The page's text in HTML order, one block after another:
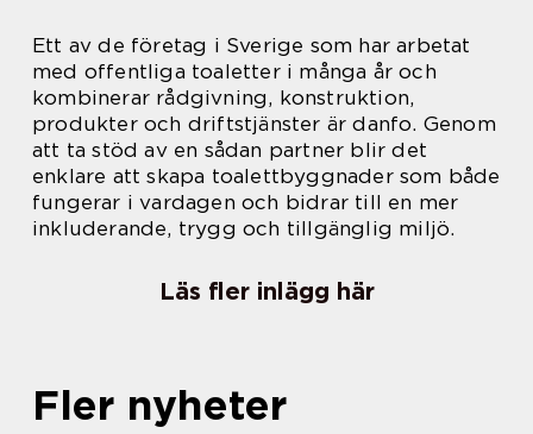
Ett av de företag i Sverige som har arbetat
med offentliga toaletter i många år och
kombinerar rådgivning, konstruktion,
produkter och driftstjänster är danfo. Genom
att ta stöd av en sådan partner blir det
enklare att skapa toalettbyggnader som både
fungerar i vardagen och bidrar till en mer
inkluderande, trygg och tillgänglig miljö.
Läs fler inlägg här
Fler nyheter